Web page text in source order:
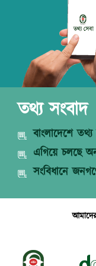
তথ্য সংবাদ
বাংলাদেশে
এগিয়ে চলছে
সংবিধানে